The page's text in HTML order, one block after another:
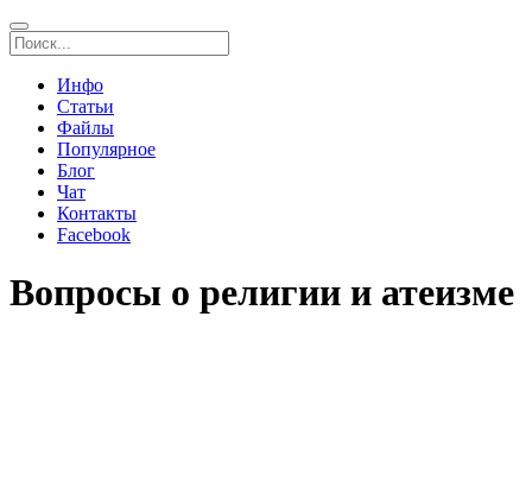
Инфо
Статьи
Файлы
Популярное
Блог
Чат
Контакты
Facebook
Вопросы о религии и атеизме